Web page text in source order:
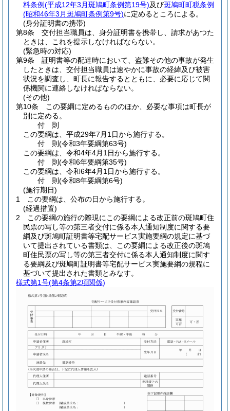
料条例(平成12年3月斑鳩町条例第19号)及び斑鳩町町税条例
(昭和46年3月斑鳩町条例第9号)に定めるところによる。
(身分証明書の携帯)
第8条
交付担当職員は、身分証明書を携帯し、請求があつた
ときは、これを提示しなければならない。
(緊急時の対応)
第9条
証明書等の配達時において、盗難その他の事故が発生
したときは、交付担当職員は速やかに事故の経緯及び被害
状況を調査し、町長に報告するとともに、必要に応じて関
係機関に連絡しなければならない。
(その他)
第10条
この要綱に定めるもののほか、必要な事項は町長が
別に定める。
付 則
この要綱は、平成29年7月1日から施行する。
付 則(令和3年要綱第63号)
この要綱は、令和4年4月1日から施行する。
付 則(令和6年要綱第35号)
この要綱は、令和6年4月1日から施行する。
付 則(令和8年要綱第6号)
(施行期日)
1
この要綱は、公布の日から施行する。
(経過措置)
2
この要綱の施行の際現にこの要綱による改正前の斑鳩町住
民票の写し等の第三者交付に係る本人通知制度に関する要
綱及び斑鳩町証明書等宅配サービス実施要綱の規定に基づ
いて提出されている書類は、この要綱による改正後の斑鳩
町住民票の写し等の第三者交付に係る本人通知制度に関す
る要綱及び斑鳩町証明書等宅配サービス実施要綱の規程に
基づいて提出された書類とみなす。
様式第1号(第4条第2項関係)